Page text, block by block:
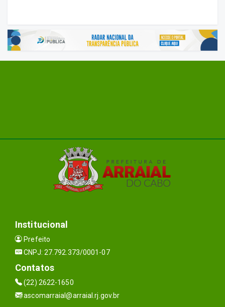
Institucional
Prefeito
CNPJ: 27.792.373/0001-07
Contatos
(22) 2622-1650
ascomarraial@arraial.rj.gov.br